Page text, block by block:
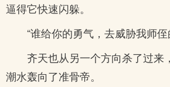
逼得它快速闪躲。
“谁给你的勇气，去威胁我师侄
齐天也从另一个方向杀了过来
潮水轰向了准骨帝。